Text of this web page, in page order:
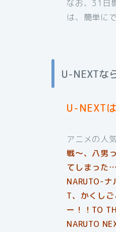
なお、31日
は、簡単に
U-NEXTな
U-NEXT
アニメの人
戦〜、八男
てしまった
NARUTO-
T、かくし
ー！！TO
NARUTO